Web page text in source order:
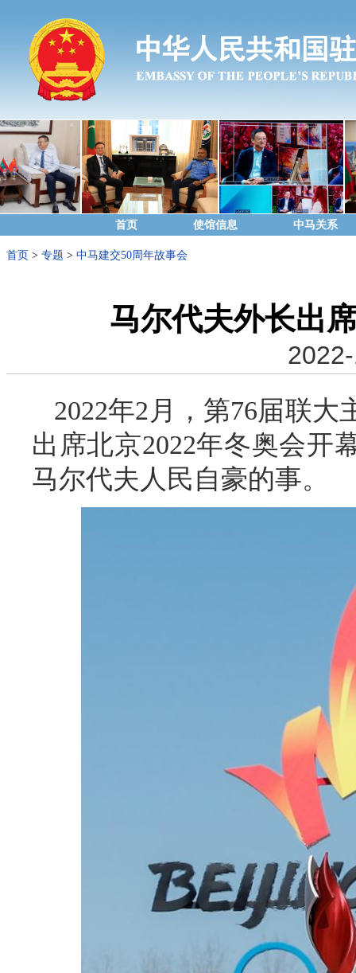
首页 使馆信息 中马关系
首页 > 专题 > 中马建交50周年故事会
马尔代夫外长出
2022年2月，第76届联
出席北京2022年冬奥会开
马尔代夫人民自豪的事。